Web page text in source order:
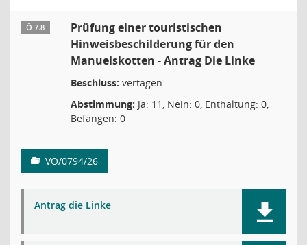
Ö 7.8
Prüfung einer touristischen
Hinweisbeschilderung für den
Manuelskotten - Antrag Die Linke
Beschluss: vertagen
Abstimmung: Ja: 11, Nein: 0, Enthaltung: 0,
Befangen: 0
VO/0794/26
Antrag die Linke